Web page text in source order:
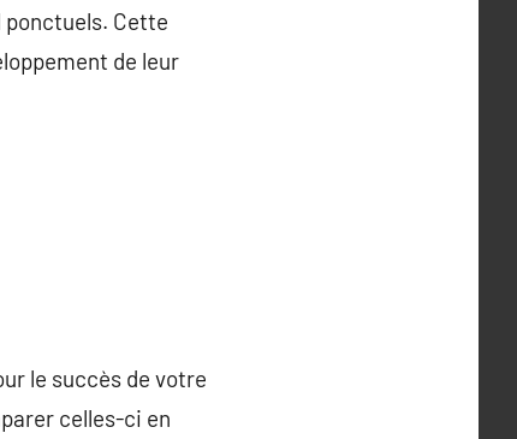
ponctuels. Cette
de leur
le succès de votre
celles-ci en